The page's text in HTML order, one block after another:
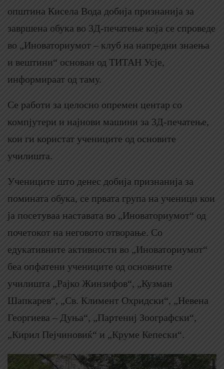
општина Кисела Вода добија признанија за
завршена обука во 3Д-печатење која се спроведе
во „Иноваториумот – клуб на напредни знаења
и вештини“ основан од ТИТАН Усје,
информираат од таму.
Се работи за целосно опремен центар со
компјутери и најнови машини за 3Д-печатење,
кои ги користат учениците од основите
училишта.
Учениците што денес добија признанија за
помината обука, се првата група на ученици кои
ја посетуваа наставата во „Иноваториумот“ од
почетокот на неговото отворање. Со
едукативните активности во „Иноваториумот“
беа опфатени учениците од основните
училишта „Рајко Жинзифов“, „Кузман
Шапкарев“, „Св. Климент Охридски“, „Невена
Георгиева – Дуња“, „Партениј Зоографски“,
„Кирил Пејчиновиќ“ и „Круме Кепески“.